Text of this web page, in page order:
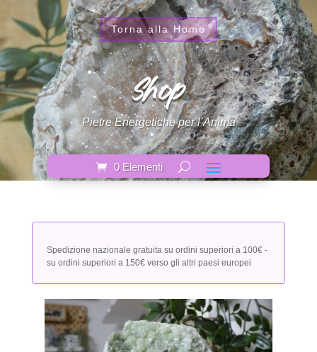
Torna alla Home
Shop
Pietre Energetiche per l’Anima
0 Elementi
Spedizione nazionale gratuita su ordini superiori a 100€ -
su ordini superiori a 150€ verso gli altri paesi europei